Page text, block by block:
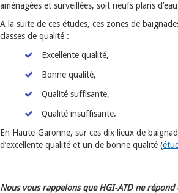
aménagées et surveillées, soit neufs plans
A la suite de ces études, ces zones de
classes de qualité :
Excellente qualité,
Bonne qualité,
Qualité suffisante,
Qualité insuffisante.
En Haute-Garonne, sur ces dix lieux de
d’excellente qualité et un de bonne qualité (
Nous vous rappelons que HGI-ATD ne